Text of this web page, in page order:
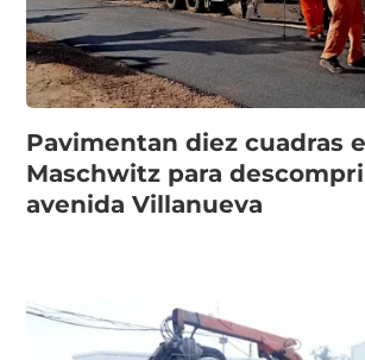
Pavimentan diez cuadras
Maschwitz para
avenida Villanueva